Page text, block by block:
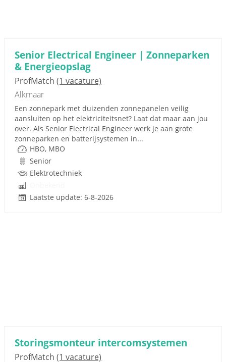
Senior Electrical Engineer | Zonneparken
& Energieopslag
ProfMatch (1 vacature)
Alkmaar
Een zonnepark met duizenden zonnepanelen veilig
aansluiten op het elektriciteitsnet? Laat dat maar aan jou
over. Als Senior Electrical Engineer werk je aan grote
zonneparken en batterijsystemen in...
HBO, MBO
Senior
Elektrotechniek
Laatste update: 6-8-2026
Storingsmonteur intercomsystemen
ProfMatch (1 vacature)